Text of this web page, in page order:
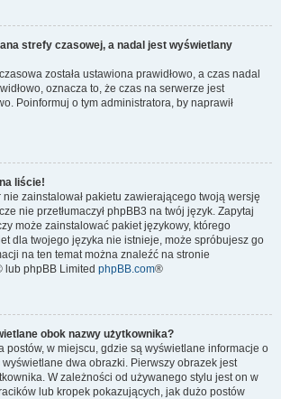
strefy czasowej, a nadal jest wyświetlany
została ustawiona prawidłowo, a czas nadal
oznacza to, że czas na serwerze jest
Poinformuj o tym administratora, by naprawił
liście!
nie zainstalował pakietu zawierającego twoją wersję
nie przetłumaczył phpBB3 na twój język. Zapytaj
może zainstalować pakiet językowy, którego
dla twojego języka nie istnieje, może spróbujesz go
na ten temat można znaleźć na stronie
lub phpBB Limited phpBB.com®
obok nazwy użytkownika?
postów, w miejscu, gdzie są wyświetlane informacje o
dwa obrazki. Pierwszy obrazek jest
W zależności od używanego stylu jest on w
lub kropek pokazujących, jak dużo postów